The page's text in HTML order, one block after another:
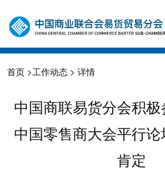
首页 >工作动态 > 详情
中国商联易货分会积
中国零售商大会平行
肯定